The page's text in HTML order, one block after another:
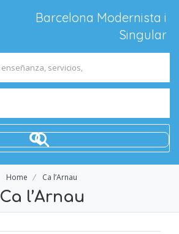
Barcelona Modernista i
Singular
Home Ca l’Arnau
Ca l’Arnau